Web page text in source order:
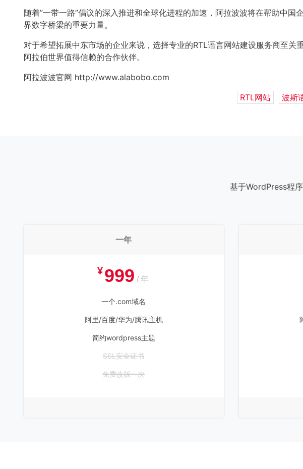
随着”一带一路”倡议的深入推进和全球化进程的加速，阿拉波波将在帮助中
界数字桥梁的重要力量。
对于希望拓展中东市场的企业来说，选择专业的RTL语言网站建设服务商至
阿拉伯世界值得信赖的合作伙伴。
阿拉波波官网 http://www.alabobo.com
RTL网站
波斯
基于WordPress程
一年
¥999 / 年
一个.com域名
阿里/百度/华为/腾讯主机
简约wordpress主题
SSL安全证书
免费改版一次